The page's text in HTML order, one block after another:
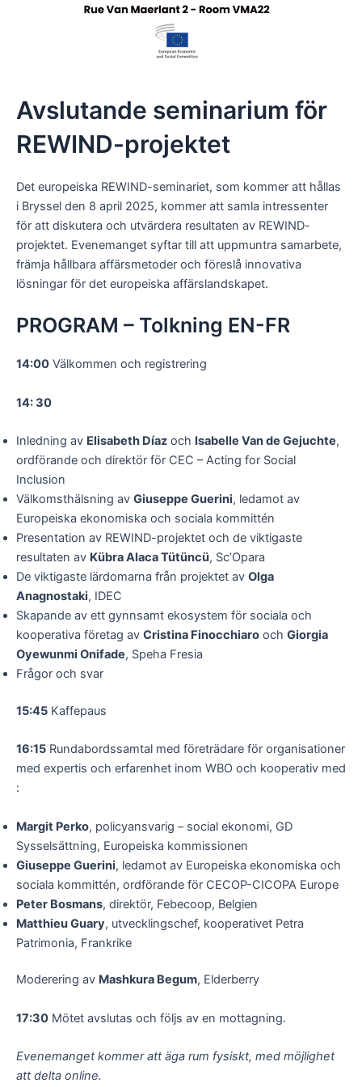
Avslutande seminarium för
REWIND-projektet
Det europeiska REWIND-seminariet, som kommer att hållas
i Bryssel den 8 april 2025, kommer att samla intressenter
för att diskutera och utvärdera resultaten av REWIND-
projektet. Evenemanget syftar till att uppmuntra samarbete,
främja hållbara affärsmetoder och föreslå innovativa
lösningar för det europeiska affärslandskapet.
PROGRAM – Tolkning EN-FR
14:00 Välkommen och registrering
14: 30
Inledning av Elisabeth Díaz och Isabelle Van de Gejuchte,
ordförande och direktör för CEC – Acting for Social
Inclusion
Välkomsthälsning av Giuseppe Guerini, ledamot av
Europeiska ekonomiska och sociala kommittén
Presentation av REWIND-projektet och de viktigaste
resultaten av Kübra Alaca Tütüncü, Sc’Opara
De viktigaste lärdomarna från projektet av Olga
Anagnostaki, IDEC
Skapande av ett gynnsamt ekosystem för sociala och
kooperativa företag av Cristina Finocchiaro och Giorgia
Oyewunmi Onifade, Speha Fresia
Frågor och svar
15:45 Kaffepaus
16:15 Rundabordssamtal med företrädare för organisationer
med expertis och erfarenhet inom WBO och kooperativ med
:
Margit Perko, policyansvarig – social ekonomi, GD
Sysselsättning, Europeiska kommissionen
Giuseppe Guerini, ledamot av Europeiska ekonomiska och
sociala kommittén, ordförande för CECOP-CICOPA Europe
Peter Bosmans, direktör, Febecoop, Belgien
Matthieu Guary, utvecklingschef, kooperativet Petra
Patrimonia, Frankrike
Moderering av Mashkura Begum, Elderberry
17:30 Mötet avslutas och följs av en mottagning.
Evenemanget kommer att äga rum fysiskt, med möjlighet
att delta online.